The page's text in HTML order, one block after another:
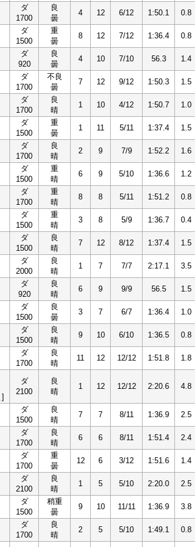
ダ
1700
良
曇
4 12 6/12 1:50.1 0.8
ダ
1500
重
曇
8 12 7/12 1:36.4 0.8
ダ
920
良
曇
4 10 7/10 56.3 1.4
ダ
1700
不良
曇
7 12 9/12 1:50.3 1.5
ダ
1700
良
晴
1 10 4/12 1:50.7 1.0
ダ
1500
重
曇
1 11 5/11 1:37.4 1.5
ダ
1700
良
晴
2 9 7/9 1:52.2 1.6
ダ
1500
重
晴
6 9 5/10 1:36.6 1.2
ダ
1700
重
晴
8 8 5/11 1:51.2 0.8
ダ
1500
重
晴
3 8 5/9 1:36.7 0.4
ダ
1500
良
晴
7 12 8/12 1:37.4 1.5
ダ
2000
良
晴
1 7 7/7 2:17.1 3.5
ダ
920
良
晴
6 9 9/9 56.5 1.5
ダ
1500
良
曇
3 7 6/7 1:36.4 1.0
ダ
1500
良
晴
9 10 6/10 1:36.5 0.8
ダ
1700
良
晴
11 12 12/12 1:51.8 1.8
]
ダ
2100
良
晴
1 12 12/12 2:20.6 4.8
ダ
1500
良
晴
7 7 8/11 1:36.9 2.5
ダ
1700
良
晴
6 6 8/11 1:51.4 2.4
ダ
1700
重
曇
12 6 3/12 1:51.6 1.4
ダ
2100
良
晴
1 5 5/10 2:20.0 2.5
ダ
1500
稍重
曇
9 10 11/11 1:36.9 3.8
ダ
1700
良
晴
2 5 5/10 1:49.1 0.8